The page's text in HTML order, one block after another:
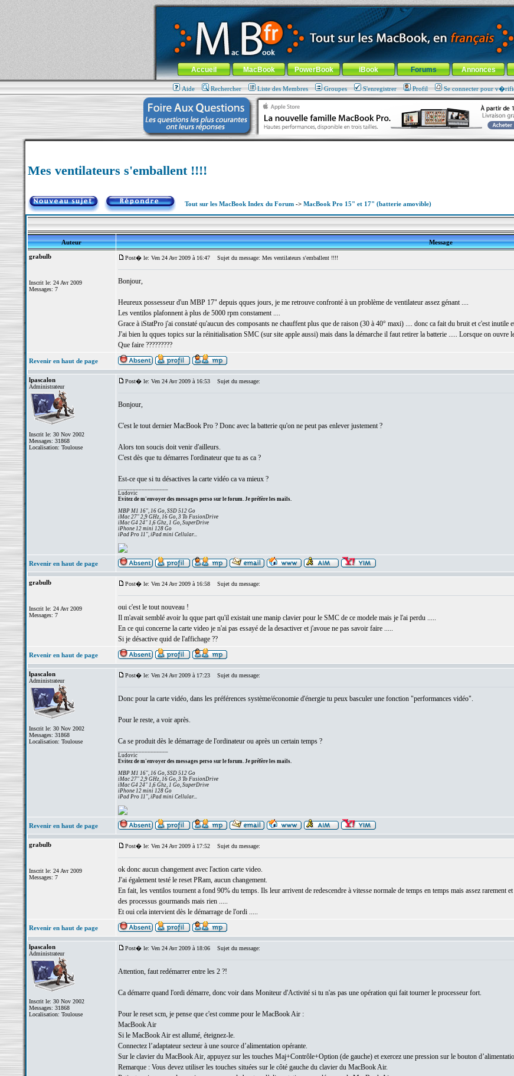
MacBook-fr.com : 100% Apple... 100% nomade !
Aller au contenu-Aller au menu général-Aller au menu de la rubrique
Menu général
Accueil MacBook PowerBook iBook Forums Annonces
Aide Rechercher Liste des Membres Groupes S'enregistrer Profil Se connecter pour
Mes ventilateurs s'emballent !!!!
Tout sur les MacBook Index du Forum-> MacBook Pro 15" et 17" (batterie amovible)
Auteur
Message
grabulb
Inscrit le: 24 Avr 2009
Messages: 7
Post� le: Ven 24 Avr 2009 à 16:47 Sujet du message: Mes ventilateurs s'emballent !!!!
Bonjour,
Heureux possesseur d'un MBP 17" depuis qques jours, je me retrouve confronté à un problème de ventilateur assez génant ....
Les ventilos plafonnent à plus de 5000 rpm constament ....
Grace à iStatPro j'ai constaté qu'aucun des composants ne chauffent plus que de raison (30 à 40° maxi) .... donc ca fait du bruit et c'est inutile
J'ai bien lu qques topics sur la réinitialisation SMC (sur site apple aussi) mais dans la démarche il faut retirer la batterie ..... Lorsque on ouvre
Que faire ?????????
Revenir en haut de page
lpascalon
Administrateur
Inscrit le: 30 Nov 2002
Messages: 31868
Localisation: Toulouse
Post� le: Ven 24 Avr 2009 à 16:53 Sujet du message:
Bonjour,
C'est le tout dernier MacBook Pro ? Donc avec la batterie qu'on ne peut pas enlever justement ?
Alors ton soucis doit venir d'ailleurs.
C'est dès que tu démarres l'ordinateur que tu as ca ?
Est-ce que si tu désactives la carte vidéo ca va mieux ?
Ludovic
Evitez de m'envoyer des messages perso sur le forum. Je préfère les mails.
MBP M1 16", 16 Go, SSD 512 Go
iMac 27" 2,9 GHz, 16 Go, 3 To FusionDrive
iMac G4 24" 1,6 Ghz, 1 Go, SuperDrive
iPhone 12 mini 128 Go
iPad Pro 11", iPad mini Cellular...
Revenir en haut de page
grabulb
Inscrit le: 24 Avr 2009
Messages: 7
Post� le: Ven 24 Avr 2009 à 16:58 Sujet du message:
oui c'est le tout nouveau !
Il m'avait semblé avoir lu qque part qu'il existait une manip clavier pour le SMC de ce modele mais je l'ai perdu .....
En ce qui concerne la carte video je n'ai pas essayé de la desactiver et j'avoue ne pas savoir faire .....
Si je désactive quid de l'affichage ??
Revenir en haut de page
lpascalon
Administrateur
Inscrit le: 30 Nov 2002
Messages: 31868
Localisation: Toulouse
Post� le: Ven 24 Avr 2009 à 17:23 Sujet du message:
Donc pour la carte vidéo, dans les préférences système/économie d'énergie tu peux basculer une fonction "performances vidéo".
Pour le reste, a voir après.
Ca se produit dès le démarrage de l'ordinateur ou après un certain temps ?
Ludovic
Evitez de m'envoyer des messages perso sur le forum. Je préfère les mails.
MBP M1 16", 16 Go, SSD 512 Go
iMac 27" 2,9 GHz, 16 Go, 3 To FusionDrive
iMac G4 24" 1,6 Ghz, 1 Go, SuperDrive
iPhone 12 mini 128 Go
iPad Pro 11", iPad mini Cellular...
Revenir en haut de page
grabulb
Inscrit le: 24 Avr 2009
Messages: 7
Post� le: Ven 24 Avr 2009 à 17:52 Sujet du message:
ok donc aucun changement avec l'action carte video.
J'ai également testé le reset PRam, aucun changement.
En fait, les ventilos tournent a fond 90% du temps. Ils leur arrivent de redescendre à vitesse normale de temps en temps mais assez
des processus gourmands mais rien .....
Et oui cela intervient dès le démarrage de l'ordi .....
Revenir en haut de page
lpascalon
Administrateur
Inscrit le: 30 Nov 2002
Messages: 31868
Localisation: Toulouse
Post� le: Ven 24 Avr 2009 à 18:06 Sujet du message:
Attention, faut redémarrer entre les 2 ?!
Ca démarre quand l'ordi démarre, donc voir dans Moniteur d'Activité si tu n'as pas une opération qui fait tourner le processeur fort.
Pour le reset scm, je pense que c'est comme pour le MacBook Air :
MacBook Air
Si le MacBook Air est allumé, éteignez-le.
Connectez l’adaptateur secteur à une source d’alimentation opérante.
Sur le clavier du MacBook Air, appuyez sur les touches Maj+Contrôle+Option (de gauche) et exercez une pression sur le bouton
Remarque : Vous devez utiliser les touches situées sur le côté gauche du clavier du MacBook Air.